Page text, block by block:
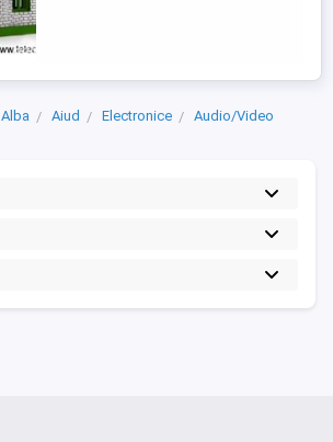
Alba Aiud Electronice
Audio/Video